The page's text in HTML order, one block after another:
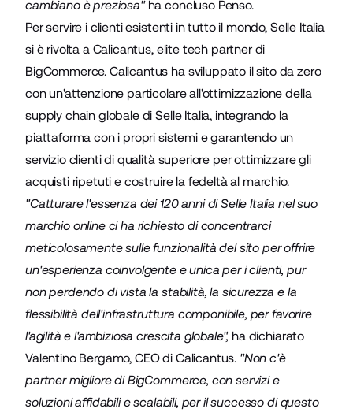
cambiano è preziosa"ha concluso Penso.
Per servire i clienti esistenti in tutto il mondo, Selle Italia
si è rivolta a Calicantus, elite tech partner di
BigCommerce. Calicantus ha sviluppato il sito da zero
con un'attenzione particolare all'ottimizzazione della
supply chain globale di Selle Italia, integrando la
piattaforma con i propri sistemi e garantendo un
servizio clienti di qualità superiore per ottimizzare gli
acquisti ripetuti e costruire la fedeltà al marchio.
"Catturare l'essenza dei 120 anni di Selle Italia nel suo
marchio online ci ha richiesto di concentrarci
meticolosamente sulle funzionalità del sito per offrire
un'esperienza coinvolgente e unica per i clienti, pur
non perdendo di vista la stabilità, la sicurezza e la
flessibilità dell'infrastruttura componibile, per favorire
l'agilità e l'ambiziosa crescita globale", ha dichiarato
Valentino Bergamo, CEO di Calicantus. "Non c'è
partner migliore di BigCommerce, con servizi e
soluzioni affidabili e scalabili, per il successo di questo